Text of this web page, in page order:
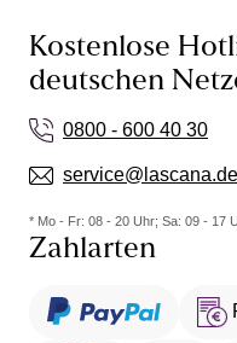
Kostenlose
deutschen
0800 - 600 40 30
service@lascana.de
* Mo - Fr: 08 - 20 Uhr; Sa: 09 - 17
Zahlarten